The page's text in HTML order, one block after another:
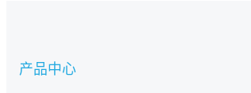
产品中心